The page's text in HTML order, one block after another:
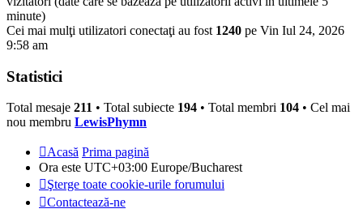
minute)
Cei mai mulţi utilizatori conectaţi au fost 1240 pe Vin Iul 24, 2026
9:58 am
Statistici
Total mesaje 211 • Total subiecte 194 • Total membri 104 • Cel mai
nou membru LewisPhymn
Acasă Prima pagină
Ora este UTC+03:00 Europe/Bucharest
Şterge toate cookie-urile forumului
Contactează-ne